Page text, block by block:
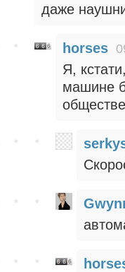
даже
horses
Я,
машине